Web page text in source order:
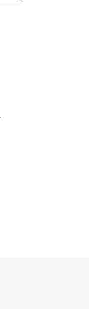
the product page